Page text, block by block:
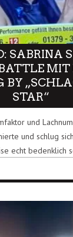
SABRINA
MIT
BY
STAR“
und
und schlug
echt bedenklich